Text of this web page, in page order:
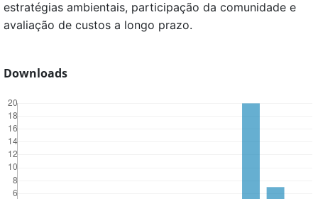
estratégias ambientais, participação da comunidade e
avaliação de custos a longo prazo.
Downloads